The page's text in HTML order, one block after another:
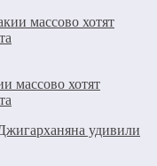
массово хотят